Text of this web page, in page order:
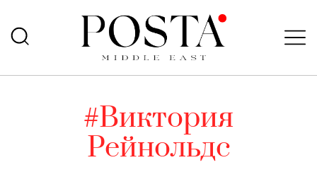
#Виктория
Рейнольдс